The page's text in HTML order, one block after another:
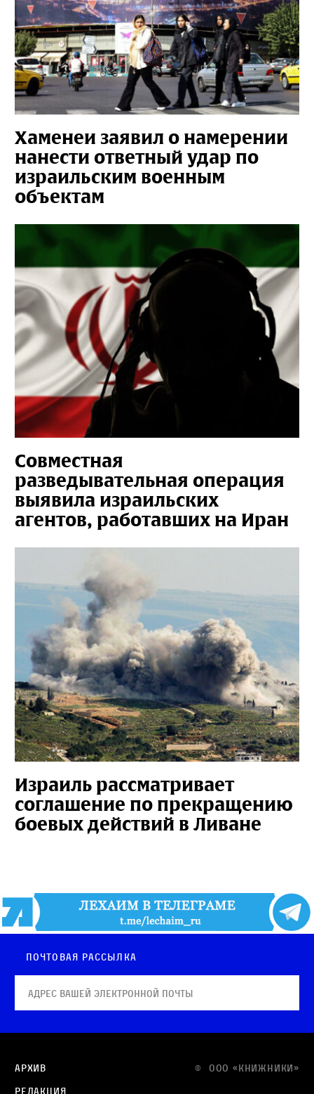
Хаменеи заявил о намерении
нанести ответный удар по
израильским военным
объектам
Совместная
разведывательная операция
выявила израильских
агентов, работавших на Иран
Израиль рассматривает
соглашение по прекращению
боевых действий в Ливане
Почтовая рассылка
© OOO «КНИЖНИКИ»
Архив
Редакция